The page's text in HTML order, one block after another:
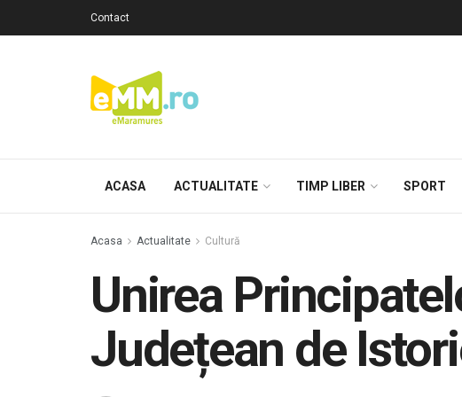
Contact
ACASA ACTUALITATE TIMP LIBER SPORT
Acasa Actualitate Cultură
Unirea
Județean de